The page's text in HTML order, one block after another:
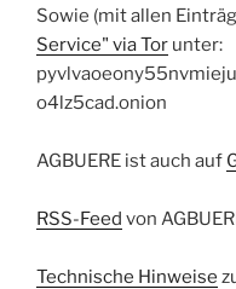
Sowie (mit allen
Service" via Tor unter:
o4lz5cad.onion
AGBUERE ist auch auf
RSS-Feed von
Technische Hinweise